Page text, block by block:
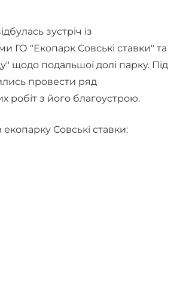
зустріч із
ГО "Екопарк Совські ставки" та
щодо подальшої долі парку. Під
провести ряд
робіт з його благоустрою.
Совські ставки: